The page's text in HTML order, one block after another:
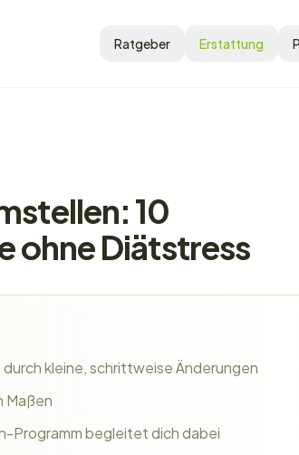
Ratgeber Erstattung
10
ohne Diätstress
kleine, schrittweise Änderungen
Maßen
Programm begleitet dich dabei